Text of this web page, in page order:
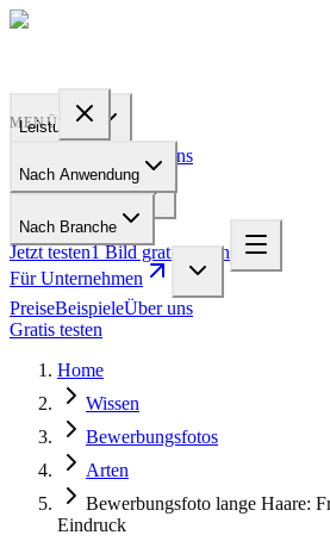
Leistungen
Über uns
Jetzt testen1 Bild gratis testen
MENÜ
Nach Anwendung
Nach Branche
Für Unternehmen
PreiseBeispieleÜber uns
Gratis testen
Home
Wissen
Bewerbungsfotos
Arten
Bewerbungsfoto lange Haare:
Eindruck